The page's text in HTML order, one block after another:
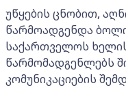
უწყების ცნობით,
წარმოადგენდა
საქართველოს
წარმომადგენლებს
კომუნიკაციების